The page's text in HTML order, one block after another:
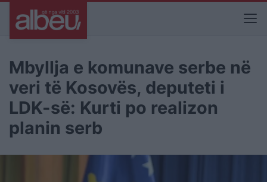
Mbyllja e komunave serbe në
veri të Kosovës, deputeti i
LDK-së: Kurti po realizon
planin serb